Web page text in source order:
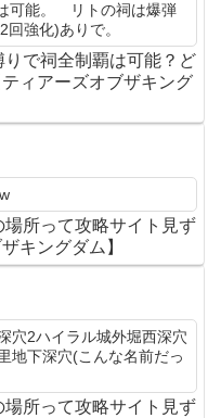
可能。 リトの祠は爆弾
強化)ありで。
りで祠全制覇は可能？ど
ィアーズオブザキング
場所って攻略サイト見ず
キングダム】
穴2ハイラル城外堀西深穴
地下深穴(こんな名前だっ
場所って攻略サイト見ず